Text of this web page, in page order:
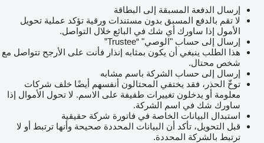
إرسال الدفعة المسبقة إلى البطاقة
لا تقم بالدفع المسبق بدون مستندات ورقية تؤكد عملية تحويل
الأمول إذا ساورك أي شك في البائع خلال التواصل.
إرسال إلى حساب "الوصي" “Trustee”
هذا الطلب ينبغي أن يكون بمثابه إنذار فأنت على الأرجح تتواصل مع
شخص محتال.
إرسال إلى حساب الشركة باسم مشابه
توخّ الحذر، فقد يختفي المحتالون أنفسهم أيضًا خلف شركات
معلومة أو يدخلون تغييرات طفيفة على الاسم. لا تحول الأموال إذا
ساورك شك في اسم الشركة.
استبدال البيانات الخاصة في فاتورة شركة حقيقية
قبل التحويل، تأكد أن البيانات المحددة صحيحة وأنها ترتبط أو لا
ترتبط بالشركة المحددة.